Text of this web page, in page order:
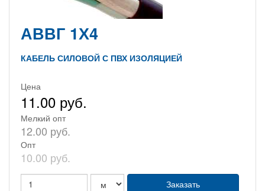
АВВГ 1Х4
КАБЕЛЬ СИЛОВОЙ С ПВХ ИЗОЛЯЦИЕЙ
Цена
11.00 руб.
Мелкий опт
12.00 руб.
Опт
10.00 руб.